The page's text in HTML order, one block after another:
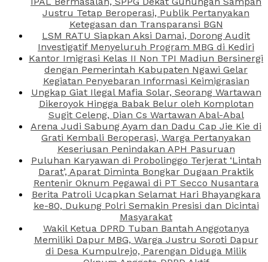
Justru Tetap Beroperasi, Publik Pertanyakan
Ketegasan dan Transparansi BGN
LSM RATU Siapkan Aksi Damai, Dorong Audit
Investigatif Menyeluruh Program MBG di Kediri
Kantor Imigrasi Kelas II Non TPI Madiun Bersinergi
dengan Pemerintah Kabupaten Ngawi Gelar
Kegiatan Penyebaran Informasi Keimigrasian
Ungkap Giat Ilegal Mafia Solar, Seorang Wartawan
Dikeroyok Hingga Babak Belur oleh Komplotan
Sugit Celeng, Dian Cs Wartawan Abal-Abal
Arena Judi Sabung Ayam dan Dadu Cap Jie Kie di
Grati Kembali Beroperasi, Warga Pertanyakan
Keseriusan Penindakan APH Pasuruan
Puluhan Karyawan di Probolinggo Terjerat ‘Lintah
Darat’, Aparat Diminta Bongkar Dugaan Praktik
Rentenir Oknum Pegawai di PT Secco Nusantara
Berita Patroli Ucapkan Selamat Hari Bhayangkara
ke-80, Dukung Polri Semakin Presisi dan Dicintai
Masyarakat
Wakil Ketua DPRD Tuban Bantah Anggotanya
Memiliki Dapur MBG, Warga Justru Soroti Dapur
di Desa Kumpulrejo, Parengan Diduga Milik